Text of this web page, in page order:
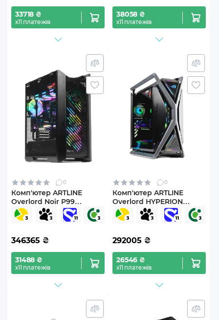
33718 ₴
х11 платежів
38058 ₴
х11 платежів
0
Комп'ютер ARTLINE
Overlord Noir P99
Windows 11 Pro
(P99v115Win)
346365 ₴
31488 ₴
х11 платежів
0
Комп'ютер ARTLINE
Overlord HYPERION
Windows 11 Pro
(HYPERIONv75Win)
292005 ₴
26546 ₴
х11 платежів